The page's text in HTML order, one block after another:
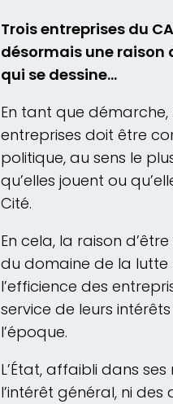
Trois entreprises du
désormais une raison
qui se dessine…
En tant que
entreprises doit être
politique, au sens le
qu’elles jouent ou
Cité.
En cela, la raison
du domaine de la lutte
l’efficience des
service de leurs
l’époque.
L’État, affaibli dans
l’intérêt général, ni